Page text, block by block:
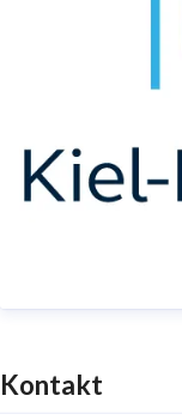
Kontakt